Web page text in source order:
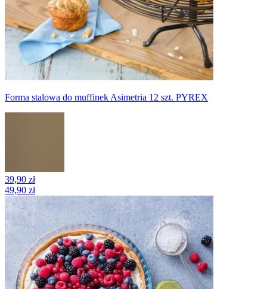
Forma stalowa do muffinek Asimetria 12 szt. PYREX
39,90 zł
49,90 zł